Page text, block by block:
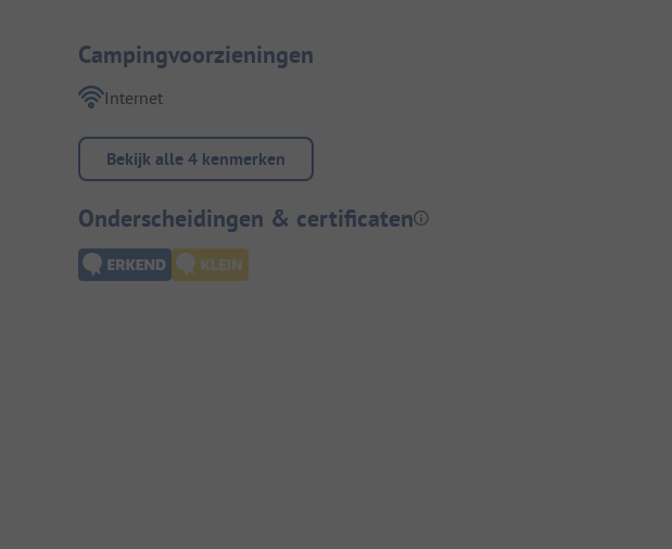
Campingvoorzieningen
Internet
Bekijk alle 4 kenmerken
Onderscheidingen & certificaten